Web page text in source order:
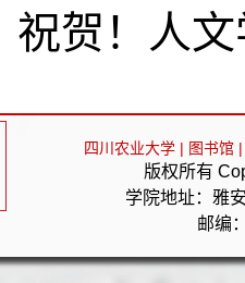
祝贺！人
四川农业大学 | 图书馆 |
版权所有
学院地址：雅
邮编